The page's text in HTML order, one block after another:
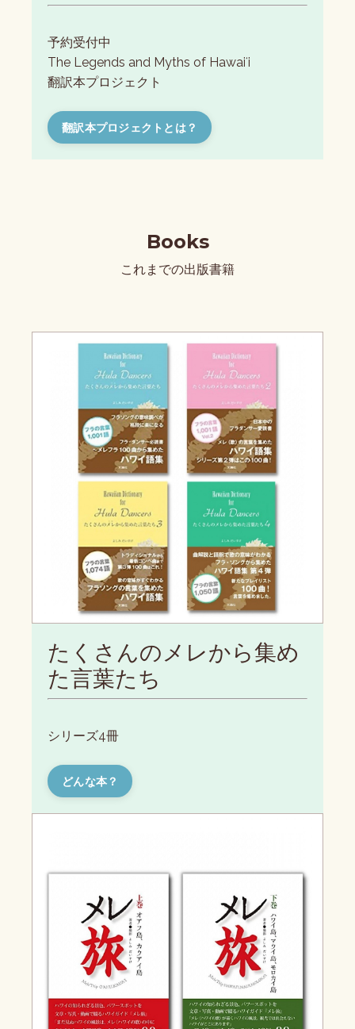
予約受付中
The Legends and Myths of Hawaiʻi
翻訳本プロジェクト
翻訳本プロジェクトとは？
Books
これまでの出版書籍
たくさんのメレから集め
た言葉たち
シリーズ4冊
どんな本？